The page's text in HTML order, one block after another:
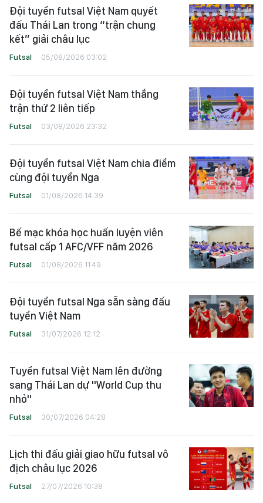
Đội tuyển futsal Việt Nam quyết
đấu Thái Lan trong “trận chung
kết” giải châu lục
Futsal 05/08/2026 03:02
Đội tuyển futsal Việt Nam thắng
trận thứ 2 liên tiếp
Futsal 03/08/2026 23:32
Đội tuyển futsal Việt Nam chia điểm
cùng đội tuyển Nga
Futsal 01/08/2026 14:39
Bế mạc khóa học huấn luyện viên
futsal cấp 1 AFC/VFF năm 2026
Futsal 01/08/2026 11:49
Đội tuyển futsal Nga sẵn sàng đấu
tuyển Việt Nam
Futsal 31/07/2026 12:12
Tuyển futsal Việt Nam lên đường
sang Thái Lan dự "World Cup thu
nhỏ"
Futsal 30/07/2026 04:28
Lịch thi đấu giải giao hữu futsal vô
địch châu lục 2026
Futsal 27/07/2026 10:38